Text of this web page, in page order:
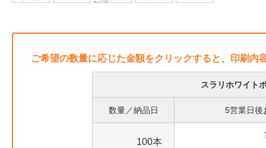
ご希望の数量に応じた金額をクリックすると、印刷内
スラリホワイト
数量／納品日 5営業日後
100本